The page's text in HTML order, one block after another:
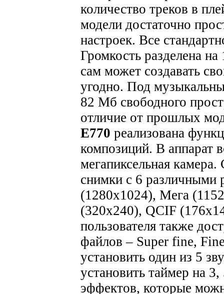
количество треков в
модели достаточно
настроек. Все
Громкость разделена
сам может создавать
угодно. Под
82 Мб свободного
отличие от прошлых
E770 реализована
композиций. В аппарат
мегапиксельная
снимки с 6 различными
(1280x1024), Мега
(320x240), QCIF
пользователя также
файлов – Super fine,
установить один из 5
установить таймер на
эффектов, которые